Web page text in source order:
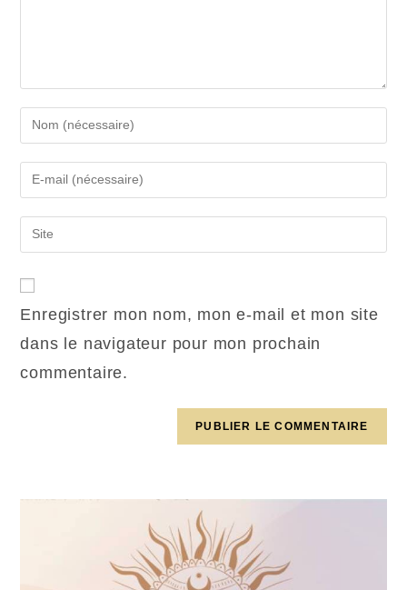
Enregistrer mon nom, mon e-mail et mon site
dans le navigateur pour mon prochain
commentaire.